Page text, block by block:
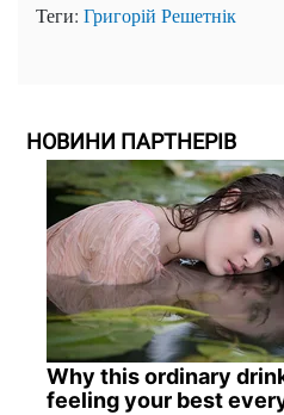
Теги: Григорій Решетнік
НОВИНИ ПАРТНЕРІВ
Why this ordinary
feeling your best